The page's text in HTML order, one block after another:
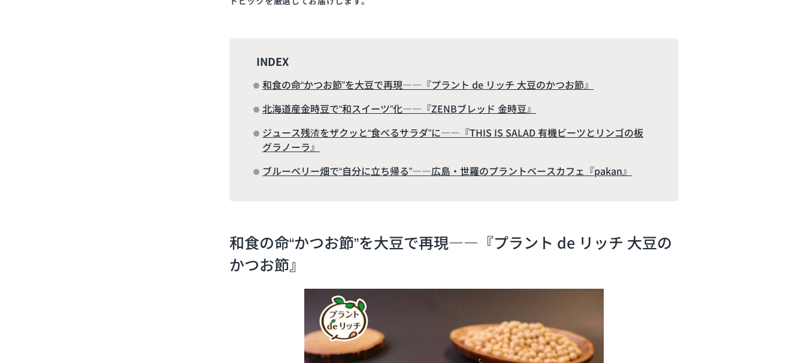
INDEX
和食の命“かつお節”を大豆で再現――『プラント de リッチ 大豆のかつお節』
北海道産金時豆で“和スイーツ”化――『ZENBブレッド 金時豆』
ジュース残渣をザクッと“食べるサラダ”に――『THIS IS SALAD 有機ビーツとリンゴの板
グラノーラ』
ブルーベリー畑で“自分に立ち帰る”――広島・世羅のプラントベースカフェ『pakan』
和食の命“かつお節”を大豆で再現――『プラント de リッチ 大豆の
かつお節』